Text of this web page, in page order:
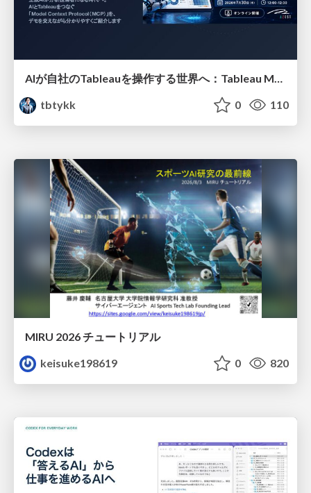
tbtykk
0 110
MIRU 2026 チュートリアル
keisuke198619
0 820